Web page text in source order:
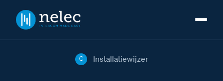
C Installatiewijzer